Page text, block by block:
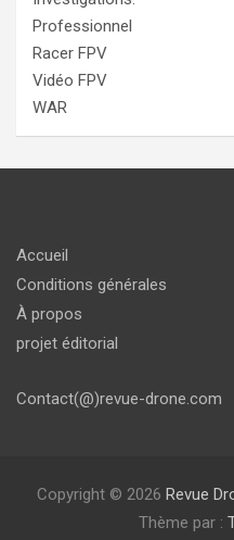
Professionnel
Racer FPV
Vidéo FPV
WAR
Accueil
Conditions générales
À propos
projet éditorial
Contact(@)revue-drone.com
Copyright © 2026 Revue
Thème par :